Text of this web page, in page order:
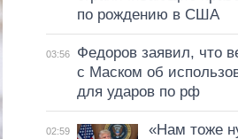
по рождению в США
03:56
Федоров заявил, что
с Маском об
для ударов по рф
02:59
«Нам тоже